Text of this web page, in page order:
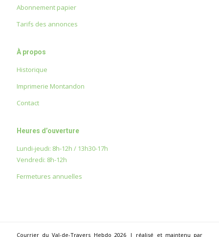
Abonnement papier
Tarifs des annonces
À propos
Historique
Imprimerie Montandon
Contact
Heures d’ouverture
Lundi-jeudi: 8h-12h / 13h30-17h
Vendredi: 8h-12h
Fermetures annuelles
Courrier du Val-de-Travers Hebdo 2026 | réalisé et maintenu par